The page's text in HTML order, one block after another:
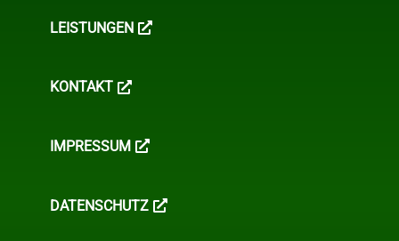
LEISTUNGEN
KONTAKT
IMPRESSUM
DATENSCHUTZ